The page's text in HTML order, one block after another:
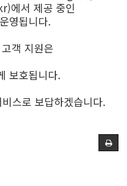
에서 제공 중인
영됩니다.
객 지원은
보호됩니다.
스로 보답하겠습니다.